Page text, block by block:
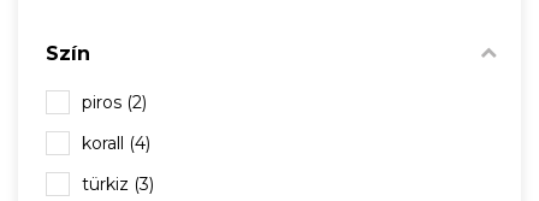
Szín
piros (2)
korall (4)
türkiz (3)